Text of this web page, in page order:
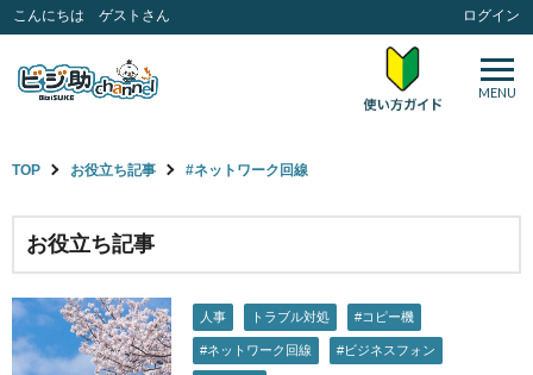
こんにちは ゲストさん ログイン
MENU
TOP お役立ち記事 #ネットワーク回線
お役立ち記事
人事 トラブル対処 #コピー機
#ネットワーク回線 #ビジネスフォン